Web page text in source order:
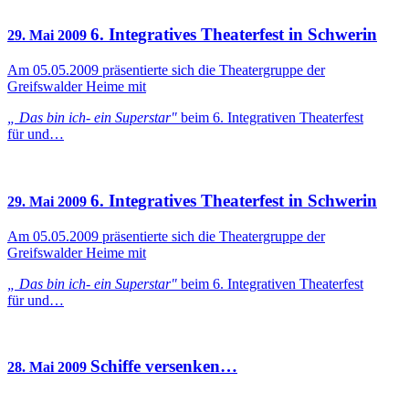
29. Mai 2009 6. Integratives Theaterfest in Schwerin
Am 05.05.2009 präsentierte sich die Theatergruppe der
Greifswalder Heime mit
„ Das bin ich- ein Superstar" beim 6. Integrativen Theaterfest
für und…
29. Mai 2009 6. Integratives Theaterfest in Schwerin
Am 05.05.2009 präsentierte sich die Theatergruppe der
Greifswalder Heime mit
„ Das bin ich- ein Superstar" beim 6. Integrativen Theaterfest
für und…
28. Mai 2009 Schiffe versenken…